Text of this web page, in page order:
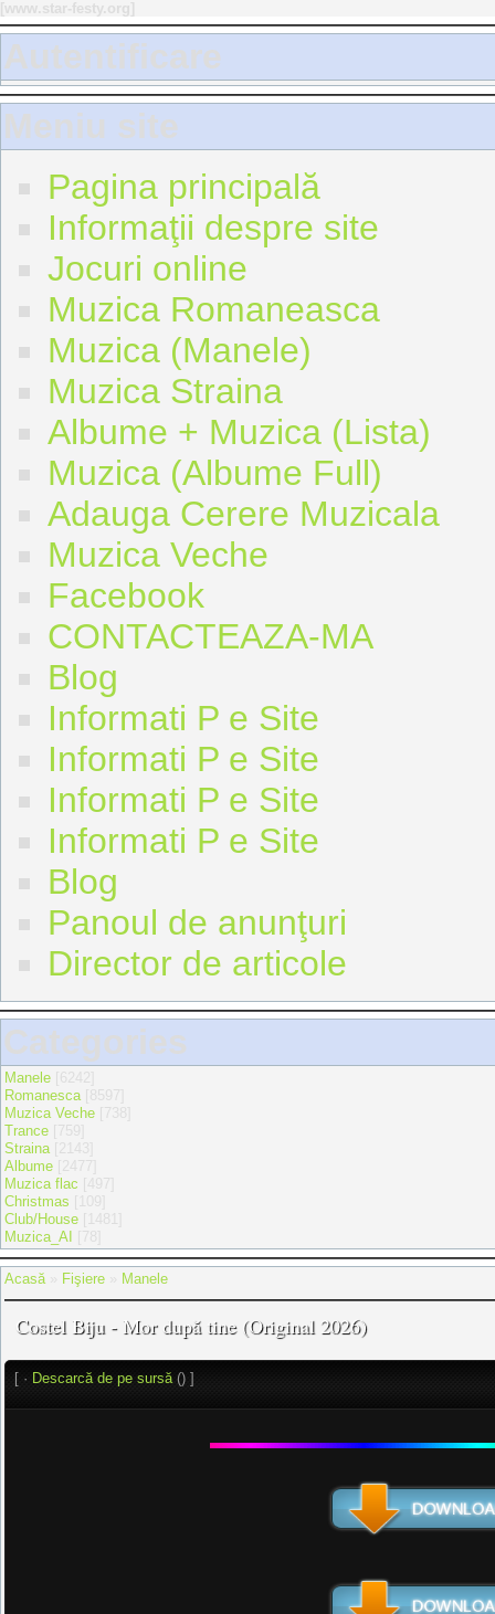
Autentificare
Meniu site
Pagina principală
Informaţii despre site
Jocuri online
Muzica Romaneasca
Muzica (Manele)
Muzica Straina
Albume + Muzica (Lista)
Muzica (Albume Full)
Adauga Cerere Muzicala
Muzica Veche
Facebook
CONTACTEAZA-MA
Blog
Informati P e Site
Informati P e Site
Informati P e Site
Informati P e Site
Blog
Panoul de anunţuri
Director de articole
Categories
Manele
Romanesca
Muzica Veche
Trance
Straina
Albume
Muzica flac
Christmas
Club/House
Muzica_AI
Acasă» Fişiere Manele
Costel Biju - Mor după tine (Original 2026)
[ · Descarcă de pe sursă() ]